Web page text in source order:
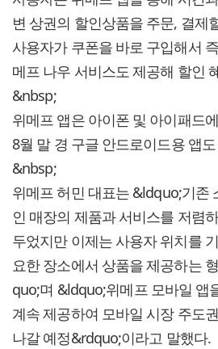
변 상권의 할인상품을 주문, 결제
사용자가 쿠폰을 바로 구입해서
메프 나우 서비스도 제공해 할인
&nbsp;
위메프 앱은 아이폰 및 아이패드
8월 말 경 구글 안드로이드용 앱
&nbsp;
위메프 허민 대표는 &ldquo;기존
인 매장의 제품과 서비스를 저렴
두었지만 이제는 사용자 위치를
요한 장소에서 상품을 제공하는
quo;며 &ldquo;위메프 모바일 앱
계속 제공하여 모바일 시장 주도
나갈 예정&rdquo;이라고 말했다.